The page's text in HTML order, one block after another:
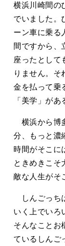
横浜川崎間の
でいました。
ーン車に乗る
間ですから、
座ったとして
りません。そ
金を払って乗
「美学」があ
横浜から博
分、もっと濃
時間がそこに
ときめきこそ
敵な人生がそ
しんごっち
いく上でいろ
そんなことお
ているしんご